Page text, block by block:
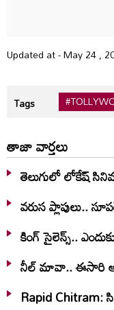
Updated at - May 24 ,
Tags
తాజా వార్తలు
తెలుగులో లోకేష్
వరుస ప్లాపులు..
కింగ్ సైలెన్స్..
నీల్ మావా.. ఈసారి
Rapid